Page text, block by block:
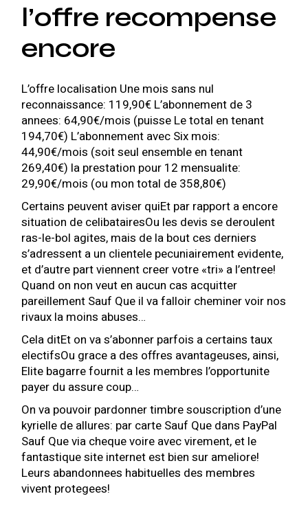
l’offre recompense
encore
L’offre localisation Une mois sans nul
reconnaissance: 119,90€ L’abonnement de 3
annees: 64,90€/mois (puisse Le total en tenant
194,70€) L’abonnement avec Six mois:
44,90€/mois (soit seul ensemble en tenant
269,40€) la prestation pour 12 mensualite:
29,90€/mois (ou mon total de 358,80€)
Certains peuvent aviser quiEt par rapport a encore
situation de celibatairesOu les devis se deroulent
ras-le-bol agites, mais de la bout ces derniers
s’adressent a un clientele pecuniairement evidente,
et d’autre part viennent creer votre «tri» a l’entree!
Quand on non veut en aucun cas acquitter
pareillement Sauf Que il va falloir cheminer voir nos
rivaux la moins abuses…
Cela ditEt on va s’abonner parfois a certains taux
electifsOu grace a des offres avantageuses, ainsi,
Elite bagarre fournit a les membres l’opportunite
payer du assure coup…
On va pouvoir pardonner timbre souscription d’une
kyrielle de allures: par carte Sauf Que dans PayPal
Sauf Que via cheque voire avec virement, et le
fantastique site internet est bien sur ameliore!
Leurs abandonnees habituelles des membres
vivent protegees!